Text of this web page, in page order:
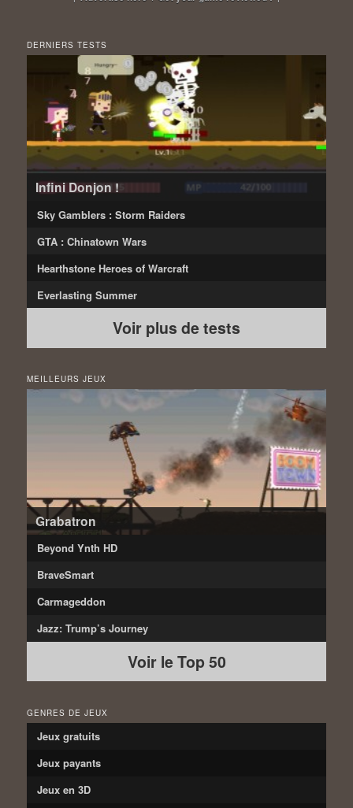
DERNIERS TESTS
Infini Donjon !
Sky Gamblers : Storm Raiders
GTA : Chinatown Wars
Hearthstone Heroes of Warcraft
Everlasting Summer
Voir plus de tests
MEILLEURS JEUX
Grabatron
Beyond Ynth HD
BraveSmart
Carmageddon
Jazz: Trump’s Journey
Voir le Top 50
GENRES DE JEUX
Jeux gratuits
Jeux payants
Jeux en 3D